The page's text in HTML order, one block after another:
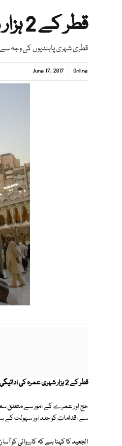
قطر کے 2 ہزار شہری عمرہ ادا کرنے سعودی عرب پہنچ گئے
قطری شہری پابندیوں کی وجہ
Online
June 17, 2017
قطر کے 2 ہزار شہری عمرہ کی ادائیگی کے لیے سعودی عرب پہنچ چکے ہیں۔
حج اور عمرے کے امور سے متعلق
سے اقدامات کو جلد اور سہولت کے
الجعید کا کہنا ہے کہ کارروائی